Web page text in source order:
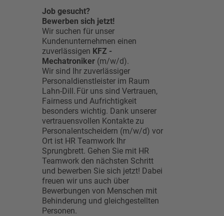
Job gesucht?
Bewerben sich jetzt!
Wir suchen für unser
Kundenunternehmen einen
zuverlässigen KFZ -
Mechatroniker (m/w/d).
Wir sind Ihr zuverlässiger
Personaldienstleister im Raum
Lahn-Dill. Für uns sind Vertrauen,
Fairness und Aufrichtigkeit
besonders wichtig. Dank unserer
vertrauensvollen Kontakte zu
Personalentscheidern (m/w/d) vor
Ort ist HR Teamwork Ihr
Sprungbrett. Gehen Sie mit HR
Teamwork den nächsten Schritt
und bewerben Sie sich jetzt! Dabei
freuen wir uns auch über
Bewerbungen von Menschen mit
Behinderung und gleichgestellten
Personen.